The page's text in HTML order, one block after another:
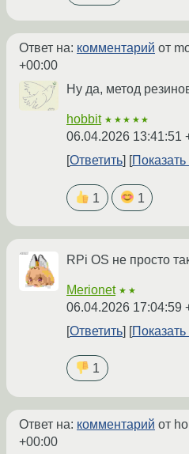
Ответ на: комментарий от
+00:00
Ну да, метод
hobbit ★★★★★
06.04.2026 13:41:51
Ответить
Показать
1 1
RPi OS не просто
Merionet ★★
06.04.2026 17:04:59
Ответить
Показать
1
Ответ на: комментарий от
+00:00